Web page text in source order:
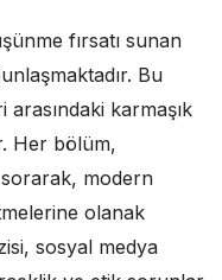
fırsatı sunan
Bu
karmaşık
Her bölüm,
modern
olanak
sosyal medya